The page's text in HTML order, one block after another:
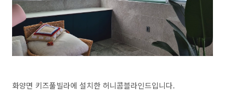
화양면 키즈풀빌라에 설치한 허니콤블라인드입니다.